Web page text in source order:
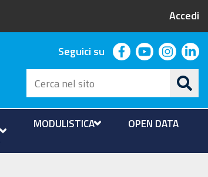
Accedi
Seguici su facebookyoutube
Cerca
nel
sito
MODULISTICA OPEN DATA